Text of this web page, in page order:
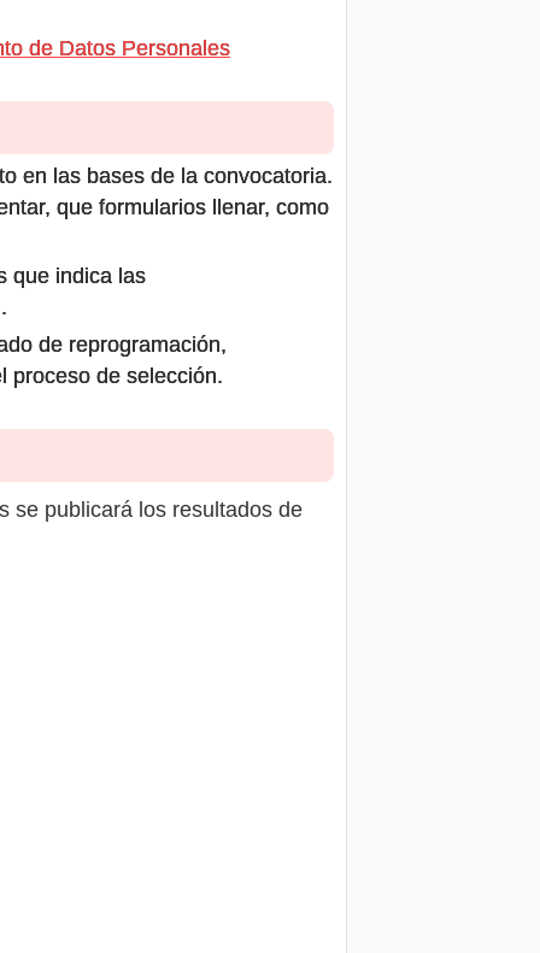
de Datos Personales
en las bases de la convocatoria.
que formularios llenar, como
que indica las
de reprogramación,
proceso de selección.
se publicará los resultados de